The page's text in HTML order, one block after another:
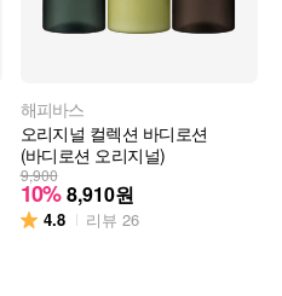
해피바스
오리지널 컬렉션 바디로션
(바디로션 오리지널)
9,900
10% 8,910원
4.8 리뷰 26